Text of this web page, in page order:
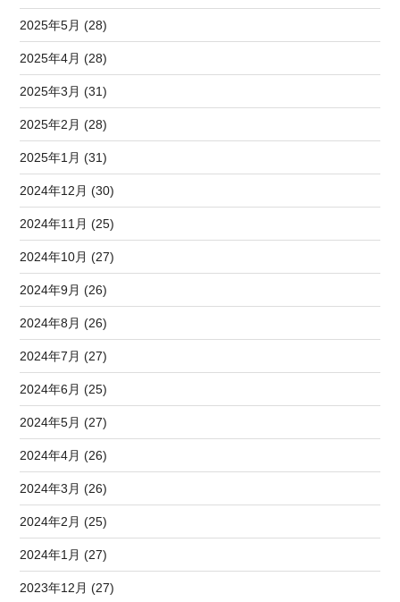
2025年5月 (28)
2025年4月 (28)
2025年3月 (31)
2025年2月 (28)
2025年1月 (31)
2024年12月 (30)
2024年11月 (25)
2024年10月 (27)
2024年9月 (26)
2024年8月 (26)
2024年7月 (27)
2024年6月 (25)
2024年5月 (27)
2024年4月 (26)
2024年3月 (26)
2024年2月 (25)
2024年1月 (27)
2023年12月 (27)